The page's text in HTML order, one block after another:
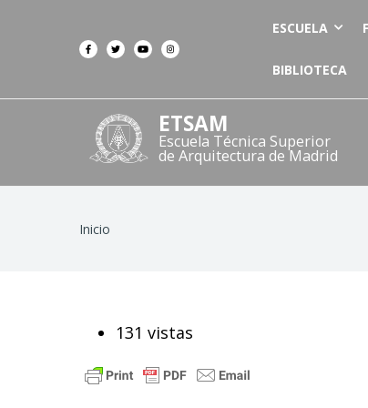
ESCUELA
BIBLIOTECA
ETSAM
Escuela Técnica Superior
de Arquitectura de Madrid
Ruta
Inicio
131 vistas